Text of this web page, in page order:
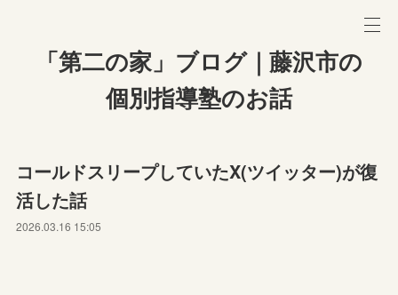
「第二の家」ブログ｜藤沢市の
個別指導塾のお話
コールドスリープしていたX(ツイッター)が復
活した話
2026.03.16 15:05